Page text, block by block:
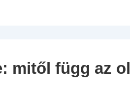
mitől függ az